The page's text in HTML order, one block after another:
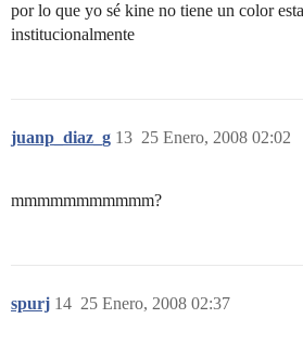
por lo que yo sé kine no tiene un color
institucionalmente
juanp_diaz_g 25 Enero, 2008 02:02
13
mmmmmmmmmmm?
spurj 25 Enero, 2008 02:37
14